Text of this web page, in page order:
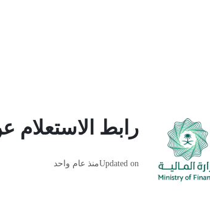
رابط الاستعلام
Updated onمنذ عام واحد